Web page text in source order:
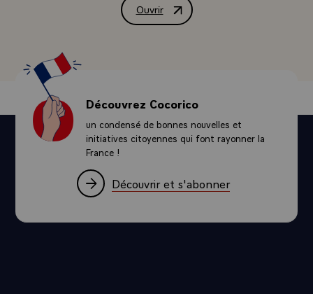
Ouvrir
Message de félicitations adressé par
Découvrez Cocorico
un condensé de bonnes nouvelles et
initiatives citoyennes qui font rayonner la
France !
Découvrir et s'abonner